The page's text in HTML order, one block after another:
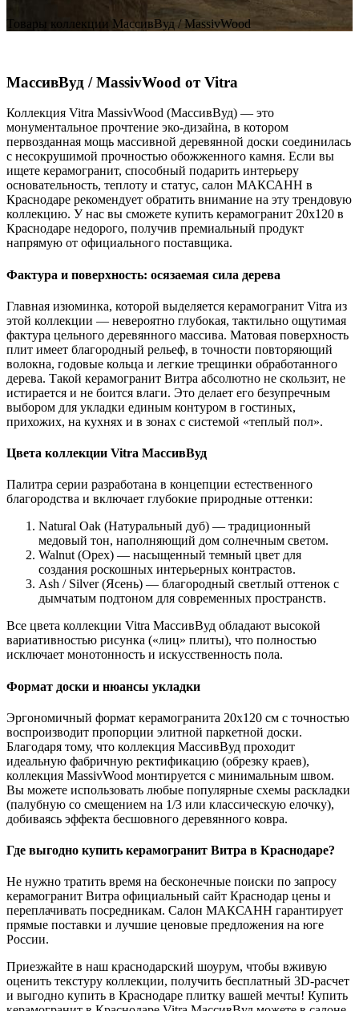
Товары коллекции МассивВуд / MassivWood
МассивВуд / MassivWood от Vitra
Коллекция Vitra MassivWood (МассивВуд) — это
монументальное прочтение эко-дизайна, в котором
первозданная мощь массивной деревянной доски соединилась
с несокрушимой прочностью обожженного камня. Если вы
ищете керамогранит, способный подарить интерьеру
основательность, теплоту и статус, салон МАКСАНН в
Краснодаре рекомендует обратить внимание на эту трендовую
коллекцию. У нас вы сможете купить керамогранит 20х120 в
Краснодаре недорого, получив премиальный продукт
напрямую от официального поставщика.
Фактура и поверхность: осязаемая сила дерева
Главная изюминка, которой выделяется керамогранит Vitra из
этой коллекции — невероятно глубокая, тактильно ощутимая
фактура цельного деревянного массива. Матовая поверхность
плит имеет благородный рельеф, в точности повторяющий
волокна, годовые кольца и легкие трещинки обработанного
дерева. Такой керамогранит Витра абсолютно не скользит, не
истирается и не боится влаги. Это делает его безупречным
выбором для укладки единым контуром в гостиных,
прихожих, на кухнях и в зонах с системой «теплый пол».
Цвета коллекции Vitra МассивВуд
Палитра серии разработана в концепции естественного
благородства и включает глубокие природные оттенки:
Natural Oak (Натуральный дуб) — традиционный
медовый тон, наполняющий дом солнечным светом.
Walnut (Орех) — насыщенный темный цвет для
создания роскошных интерьерных контрастов.
Ash / Silver (Ясень) — благородный светлый оттенок с
дымчатым подтоном для современных пространств.
Все цвета коллекции Vitra МассивВуд обладают высокой
вариативностью рисунка («лиц» плиты), что полностью
исключает монотонность и искусственность пола.
Формат доски и нюансы укладки
Эргономичный формат керамогранита 20x120 см с точностью
воспроизводит пропорции элитной паркетной доски.
Благодаря тому, что коллекция МассивВуд проходит
идеальную фабричную ректификацию (обрезку краев),
коллекция MassivWood монтируется с минимальным швом.
Вы можете использовать любые популярные схемы раскладки
(палубную со смещением на 1/3 или классическую елочку),
добиваясь эффекта бесшовного деревянного ковра.
Где выгодно купить керамогранит Витра в Краснодаре?
Не нужно тратить время на бесконечные поиски по запросу
керамогранит Витра официальный сайт Краснодар цены и
переплачивать посредникам. Салон МАКСАНН гарантирует
прямые поставки и лучшие ценовые предложения на юге
России.
Приезжайте в наш краснодарский шоурум, чтобы вживую
оценить текстуру коллекции, получить бесплатный 3D-расчет
и выгодно купить в Краснодаре плитку вашей мечты! Купить